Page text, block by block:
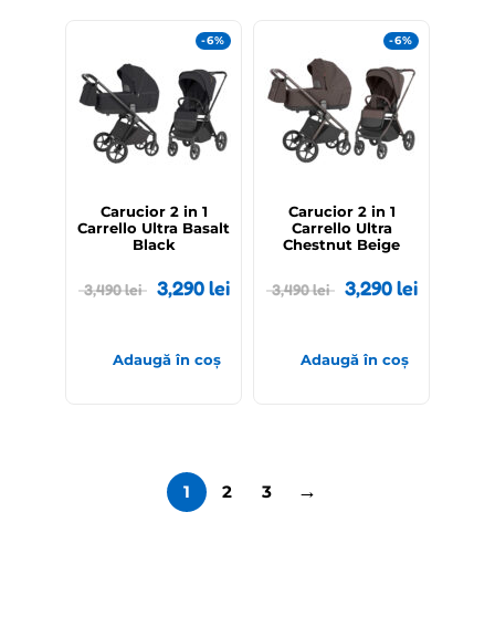
-6%
Carucior 2 in 1
Carrello Ultra Basalt
Black
3,490lei 3,290lei
Adaugă în coș
-6%
Carucior 2 in 1
Carrello Ultra
Chestnut Beige
3,490lei 3,290lei
Adaugă în coș
1 2 3 →